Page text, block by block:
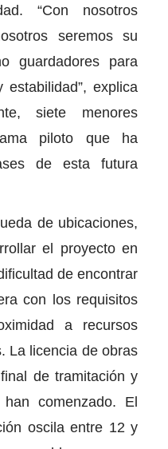
“Con nosotros
seremos su
guardadores para
explica
siete menores
piloto que ha
de esta futura
de ubicaciones,
el proyecto en
de encontrar
con los requisitos
a recursos
La licencia de obras
de tramitación y
comenzado. El
oscila entre 12 y